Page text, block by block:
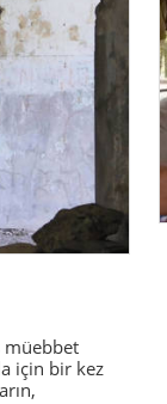
müebbet
için bir kez